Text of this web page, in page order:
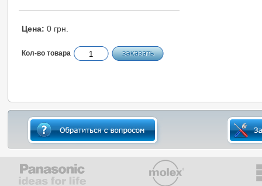
Цена: 0 грн.
Кол-во товара